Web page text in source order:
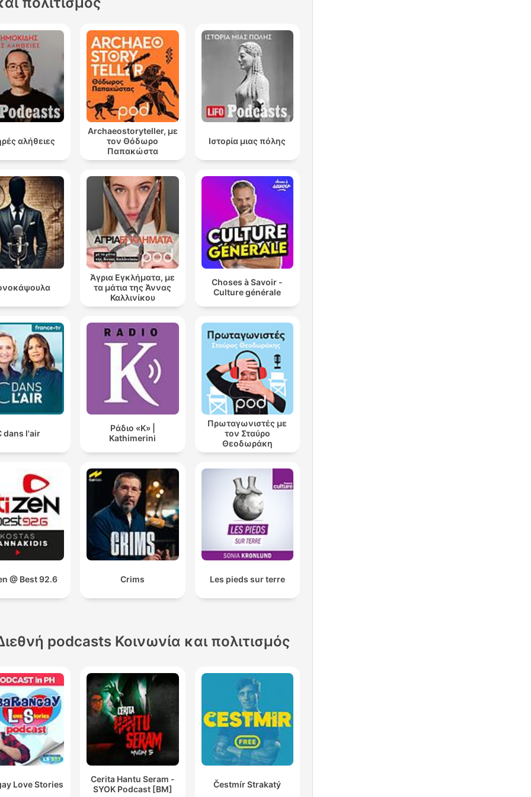
αλήθειες
Archaeostoryteller, με
τον Θόδωρο
Παπακώστα
Ιστορία μιας πόλης
Άγρια Εγκλήματα, με
τα μάτια της Άννας
Καλλινίκου
Choses à Savoir -
Culture générale
dans l'air
Ράδιο «Κ» |
Kathimerini
Πρωταγωνιστές με
τον Σταύρο
Θεοδωράκη
@ Best 92.6 Crims Les pieds sur terre
podcasts Κοινωνία και πολιτισμός
Love Stories
Cerita Hantu Seram -
SYOK Podcast [BM]
Čestmír Strakatý